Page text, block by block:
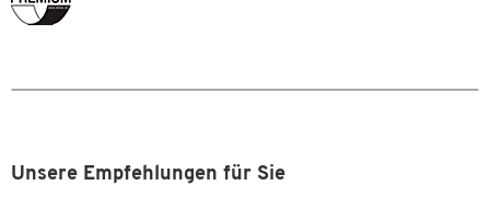
Unsere Empfehlungen für Sie